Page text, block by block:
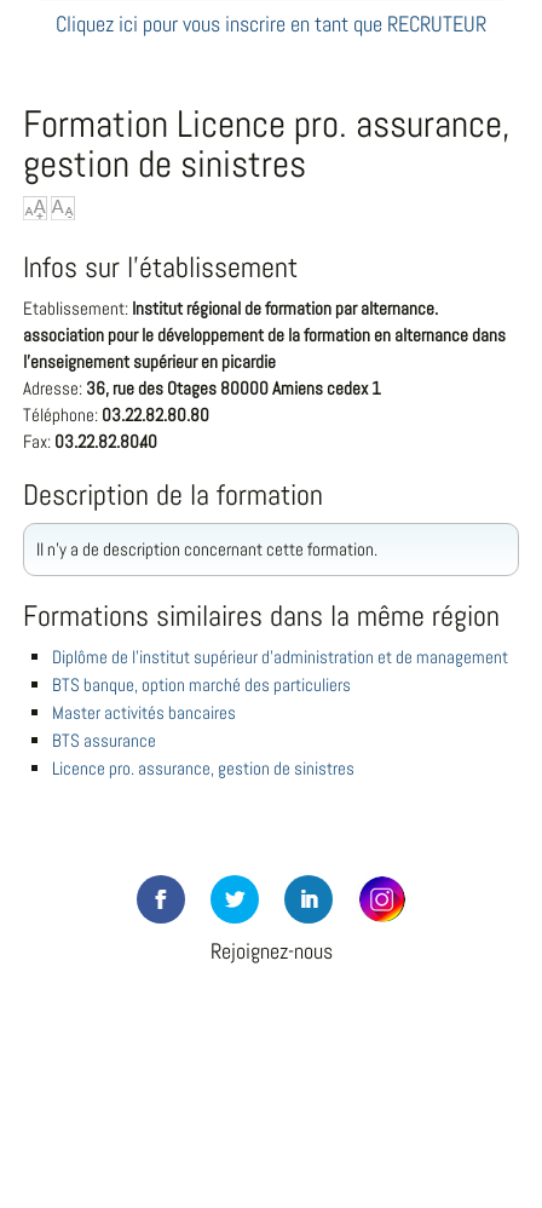
Cliquez ici pour vous inscrire en tant que RECRUTEUR
Formation Licence pro. assurance,
gestion de sinistres
Infos sur l'établissement
Etablissement: Institut régional de formation par alternance.
association pour le développement de la formation en alternance dans
l'enseignement supérieur en picardie
Adresse: 36, rue des Otages 80000 Amiens cedex 1
Téléphone: 03.22.82.80.80
Fax: 03.22.82.80.40
Description de la formation
Il n'y a de description concernant cette formation.
Formations similaires dans la même région
Diplôme de l'institut supérieur d'administration et de management
BTS banque, option marché des particuliers
Master activités bancaires
BTS assurance
Licence pro. assurance, gestion de sinistres
Rejoignez-nous